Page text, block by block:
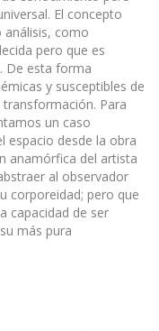
El concepto
análisis, como
pero que es
De esta forma
y susceptibles de
Para
un caso
espacio desde la obra
anamórfica del artista
al observador
corporeidad; pero que
capacidad de ser
más pura